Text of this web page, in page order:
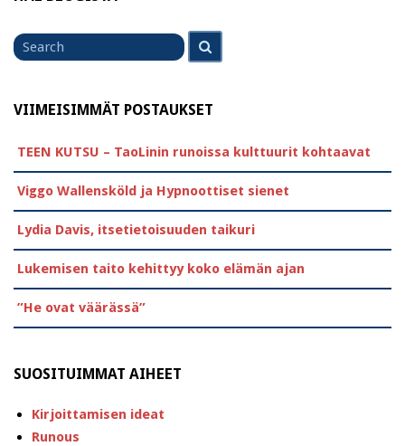
Search
for
VIIMEISIMMÄT POSTAUKSET
TEEN KUTSU – TaoLinin runoissa kulttuurit kohtaavat
Viggo Wallensköld ja Hypnoottiset sienet
Lydia Davis, itsetietoisuuden taikuri
Lukemisen taito kehittyy koko elämän ajan
”He ovat väärässä”
SUOSITUIMMAT AIHEET
Kirjoittamisen ideat
Runous